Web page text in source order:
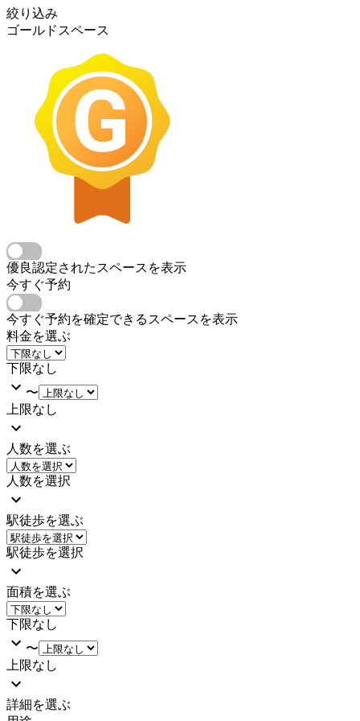
絞り込み
ゴールドスペース
優良認定されたスペースを表示
今すぐ予約
今すぐ予約を確定できるスペースを表示
料金を選ぶ
下限なし
〜
上限なし
人数を選ぶ
人数を選択
駅徒歩を選ぶ
駅徒歩を選択
面積を選ぶ
下限なし
〜
上限なし
詳細を選ぶ